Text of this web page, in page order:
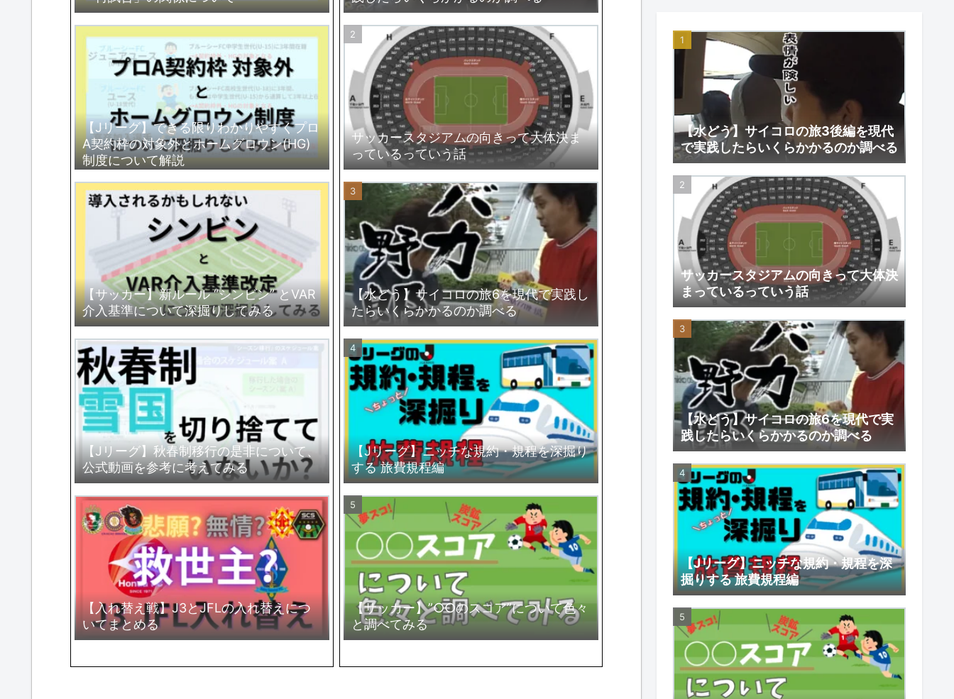
【Jリーグ】できる限りわかりやすくプロ
A契約枠の対象外とホームグロウン(HG)
制度について解説
【サッカー】新ルール “シンビン” とVAR
介入基準について深掘りしてみる
【Jリーグ】秋春制移行の是非について、
公式動画を参考に考えてみる
【入れ替え戦】J3とJFLの入れ替えにつ
いてまとめる
サッカースタジアムの向きって大体決ま
っているっていう話
【水どう】サイコロの旅6を現代で実践し
たらいくらかかるのか調べる
【Jリーグ】ニッチな規約・規程を深掘り
する 旅費規程編
【サッカー】”○○のスコア”について色々
と調べてみる
【水どう】サイコロの旅3後編を現代
で実践したらいくらかかるのか調べる
サッカースタジアムの向きって大体決
まっているっていう話
【水どう】サイコロの旅6を現代で実
践したらいくらかかるのか調べる
【Jリーグ】ニッチな規約・規程を深
掘りする 旅費規程編